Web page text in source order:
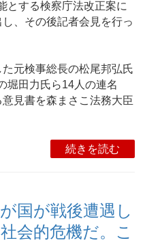
とする検察庁法改正案に
、その後記者会見を行っ
元検事総長の松尾邦弘氏
堀田力氏ら14人の連名
見書を森まさこ法務大臣
続きを読む
国が戦後遭遇し
会的危機だ。こ